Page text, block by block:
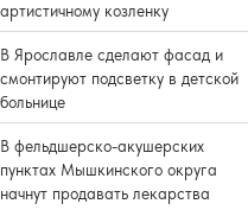
артистичному козленку
В Ярославле сделают фасад и
смонтируют подсветку в детской
больнице
В фельдшерско-акушерских
пунктах Мышкинского округа
начнут продавать лекарства